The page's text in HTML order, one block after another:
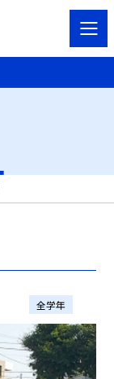
全学年